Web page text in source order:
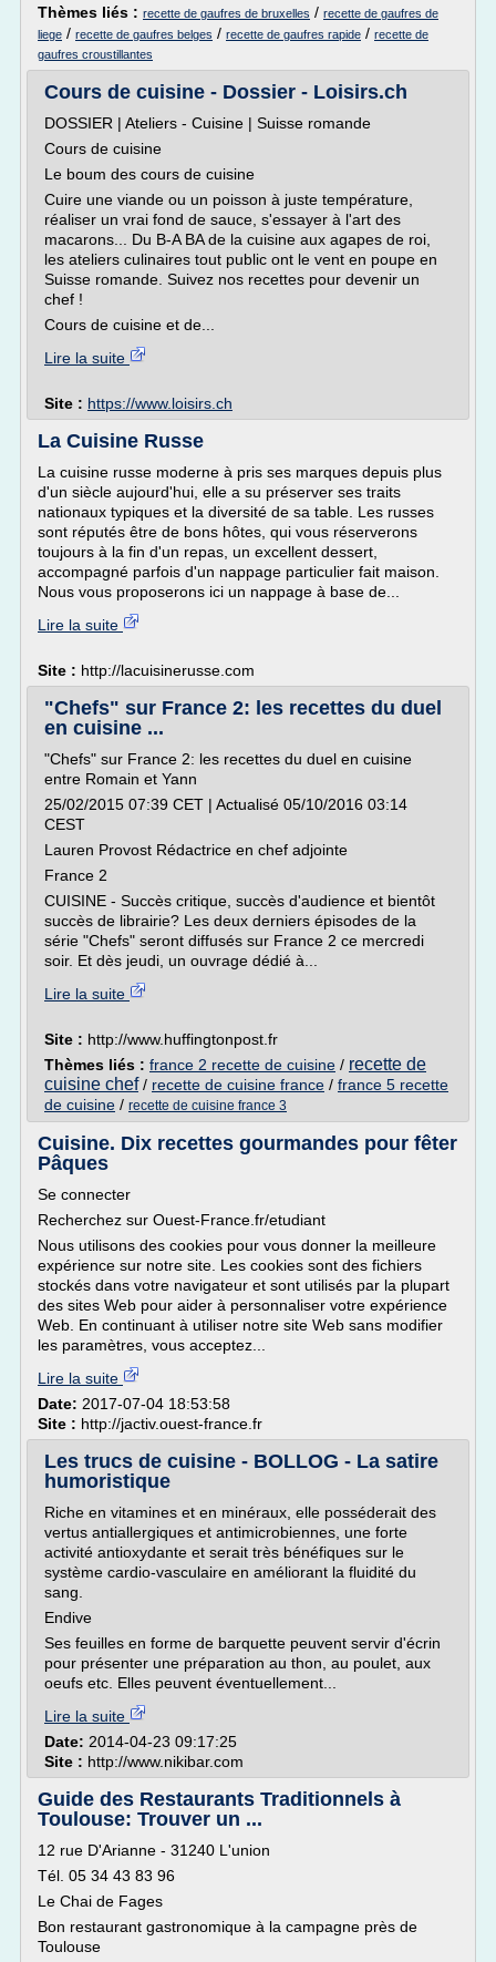
Thèmes liés : recette de gaufres de bruxelles / recette de gaufres de
liege / recette de gaufres belges / recette de gaufres rapide / recette de
gaufres croustillantes
Cours de cuisine - Dossier - Loisirs.ch
DOSSIER | Ateliers - Cuisine | Suisse romande
Cours de cuisine
Le boum des cours de cuisine
Cuire une viande ou un poisson à juste température,
réaliser un vrai fond de sauce, s'essayer à l'art des
macarons... Du B-A BA de la cuisine aux agapes de roi,
les ateliers culinaires tout public ont le vent en poupe en
Suisse romande. Suivez nos recettes pour devenir un
chef !
Cours de cuisine et de...
Lire la suite
Site : https://www.loisirs.ch
La Cuisine Russe
La cuisine russe moderne à pris ses marques depuis plus
d'un siècle aujourd'hui, elle a su préserver ses traits
nationaux typiques et la diversité de sa table. Les russes
sont réputés être de bons hôtes, qui vous réserverons
toujours à la fin d'un repas, un excellent dessert,
accompagné parfois d'un nappage particulier fait maison.
Nous vous proposerons ici un nappage à base de...
Lire la suite
Site : http://lacuisinerusse.com
"Chefs" sur France 2: les recettes du duel
en cuisine ...
"Chefs" sur France 2: les recettes du duel en cuisine
entre Romain et Yann
25/02/2015 07:39 CET | Actualisé 05/10/2016 03:14
CEST
Lauren Provost Rédactrice en chef adjointe
France 2
CUISINE - Succès critique, succès d'audience et bientôt
succès de librairie? Les deux derniers épisodes de la
série "Chefs" seront diffusés sur France 2 ce mercredi
soir. Et dès jeudi, un ouvrage dédié à...
Lire la suite
Site : http://www.huffingtonpost.fr
Thèmes liés : france 2 recette de cuisine / recette de
cuisine chef/ recette de cuisine france / france 5 recette
de cuisine / recette de cuisine france 3
Cuisine. Dix recettes gourmandes pour fêter
Pâques
Se connecter
Recherchez sur Ouest-France.fr/etudiant
Nous utilisons des cookies pour vous donner la meilleure
expérience sur notre site. Les cookies sont des fichiers
stockés dans votre navigateur et sont utilisés par la plupart
des sites Web pour aider à personnaliser votre expérience
Web. En continuant à utiliser notre site Web sans modifier
les paramètres, vous acceptez...
Lire la suite
Date: 2017-07-04 18:53:58
Site : http://jactiv.ouest-france.fr
Les trucs de cuisine - BOLLOG - La satire
humoristique
Riche en vitamines et en minéraux, elle posséderait des
vertus antiallergiques et antimicrobiennes, une forte
activité antioxydante et serait très bénéfiques sur le
système cardio-vasculaire en améliorant la fluidité du
sang.
Endive
Ses feuilles en forme de barquette peuvent servir d'écrin
pour présenter une préparation au thon, au poulet, aux
oeufs etc. Elles peuvent éventuellement...
Lire la suite
Date: 2014-04-23 09:17:25
Site : http://www.nikibar.com
Guide des Restaurants Traditionnels à
Toulouse: Trouver un ...
12 rue D'Arianne - 31240 L'union
Tél. 05 34 43 83 96
Le Chai de Fages
Bon restaurant gastronomique à la campagne près de
Toulouse